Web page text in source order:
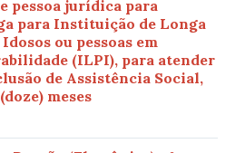
pessoa jurídica para
para Instituição de Longa
ou pessoas em
(ILPI), para atender
de Assistência Social,
meses